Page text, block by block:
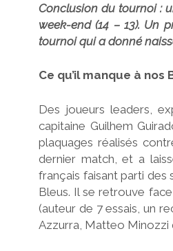
Conclusion du tournoi :
week-end (14 – 13). Un
tournoi qui a donné
Ce qu’il manque à nos
Des joueurs leaders,
capitaine Guilhem
plaquages réalisés
dernier match, et a
français faisant parti des
Bleus. Il se retrouve
(auteur de 7 essais, un
Azzurra, Matteo Minozzi